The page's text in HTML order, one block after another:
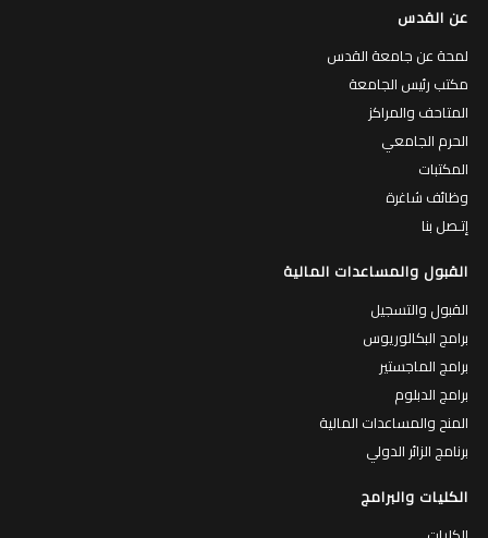
عن القدس
لمحة عن جامعة القدس
مكتب رئيس الجامعة
المتاحف والمراكز
الحرم الجامعي
المكتبات
وظائف شاغرة
إتـصل بنا
القبول والمساعدات المالية
القبول والتسجيل
برامج البكالوريوس
برامج الماجستير
برامج الدبلوم
المنح والمساعدات المالية
برنامج الزائر الدولي
الكليات والبرامج